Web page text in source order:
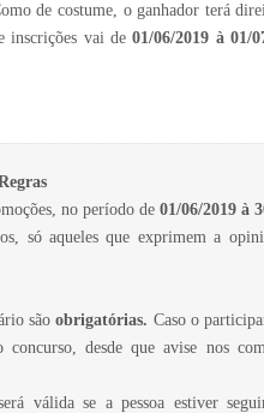
de costume, o ganhador terá
inscrições vai de01/06/2019 à 01/
no período de 01/06/2019 à
só aqueles que exprimem a
sãoobrigatórias. Caso o
desde que avise nos
válida se a pessoa estiver